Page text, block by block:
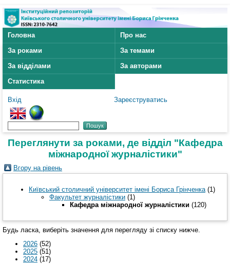
Головна
Про нас
За роками
За темами
За відділами
За авторами
Статистика
Вхід Зареєструватись
Переглянути за роками, де відділ "Кафедра
міжнародної журналістики"
Вгору на рівень
Київський столичний університет імені Бориса Грінченка (1)
Факультет журналістики (1)
Кафедра міжнародної журналістики (120)
Будь ласка, виберіть значення для перегляду зі списку нижче.
2026 (52)
2025 (51)
2024 (17)